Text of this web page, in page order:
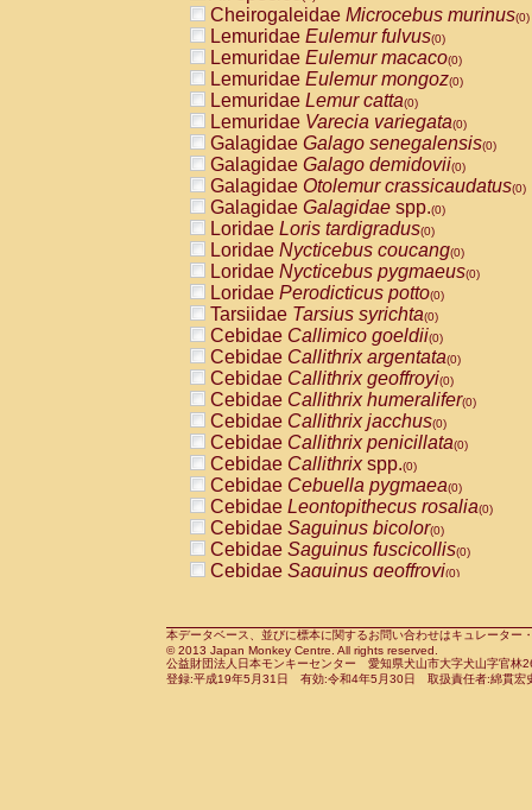
CercopithecidaeCercocebus
CercopithecidaeCercocebus
CercopithecidaeCercocebusspp.
CercopithecidaeLophocebus
CercopithecidaePapio anubis
CercopithecidaePapio cynocephalus
CercopithecidaePapio hamadryas
CercopithecidaePapio papio(0)
CercopithecidaePapiospp.(0)
CercopithecidaeMandrillus
CercopithecidaeMandrillus sphinx
CercopithecidaeTheropithecus
CercopithecidaeMacaca arctoides
CercopithecidaeMacaca assamensis
Cercopithecidae Macaca
CercopithecidaeMacaca cyclopis
CercopithecidaeMacaca fascicularis
CercopithecidaeMacaca fuscaca
CercopithecidaeMacaca fuscata
CercopithecidaeMacaca fuscata
CercopithecidaeMacaca maura
CercopithecidaeMacaca mulatta
CercopithecidaeMacaca nemestrina
CercopithecidaeMacaca nigra(0)
CercopithecidaeMacaca radiata
CercopithecidaeMacaca silenus
CercopithecidaeMacaca sinica
CercopithecidaeMacaca tonkeana(0)
CercopithecidaeMacacahybrid(0)
CercopithecidaeMacaca spp.(0)
Cheirogaleidae Microcebus murinus(0)
Lemuridae Eulemur fulvus(0)
Lemuridae Eulemur macaco(0)
Lemuridae Eulemur mongoz(0)
Lemuridae Lemur catta(0)
Lemuridae Varecia variegata(0)
Galagidae Galago senegalensis(0)
Galagidae Galago demidovii(0)
Galagidae Otolemur crassicaudatus(0)
Galagidae Galagidae spp.(0)
Loridae Loris tardigradus(0)
Loridae Nycticebus coucang(0)
Loridae Nycticebus pygmaeus(0)
Loridae Perodicticus potto(0)
Tarsiidae Tarsius syrichta(0)
Cebidae Callimico goeldii(0)
Cebidae Callithrix argentata(0)
Cebidae Callithrix geoffroyi(0)
Cebidae Callithrix humeralifer(0)
Cebidae Callithrix jacchus(0)
Cebidae Callithrix penicillata(0)
Cebidae Callithrixspp.(0)
Cebidae Cebuella pygmaea(0)
Cebidae Leontopithecus rosalia(0)
Cebidae Saguinus bicolor(0)
Cebidae Saguinus fuscicollis(0)
Cebidae Saguinus geoffroyi(0)
CebidaeSaguinus leucopus(0)
CebidaeSaguinus midas(0)
Cebidae Saguinus mystax(0)
本データベース、並びに標本に関するお問い合わせはキュレータ
© 2013 Japan Monkey Centre. All rights reserved.
公益財団法人日本モンキーセンター 愛知県犬山市大字犬山字官
登録:平成19年5月31日 有効:令和4年5月30日 取扱責任者:綿貫宏